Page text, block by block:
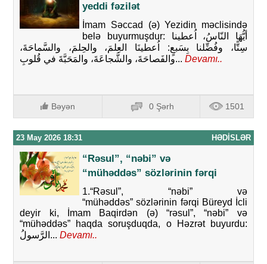
yeddi fəzilət
İmam Səccad (ə) Yezidin məclisində
belə buyurmuşdur: أيُّهَا النّاسُ، اُعطينا
سِتًّا، وفُضِّلنا بِسَبعٍ: اُعطينَا العِلمَ، والحِلمَ، والسَّماحَةَ،
والفَصاحَةَ، والشَّجاعَةَ، والمَحَبَّةَ في قُلوبِ... Devamı..
Bəyən 0 Şərh 1501
23 May 2026 18:31 HƏDISLƏR
“Rəsul”, “nəbi” və
“mühəddəs” sözlərinin fərqi
1.“Rəsul”, “nəbi” və
“mühəddəs” sözlərinin fərqi Büreyd İcli
deyir ki, İmam Baqirdən (ə) “rəsul”, “nəbi” və
“mühəddəs” haqda soruşduqda, o Həzrət buyurdu:
الرَّسولُ... Devamı..